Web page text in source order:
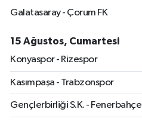
Galatasaray - Çorum FK
15 Ağustos, Cumartesi
Konyaspor - Rizespor
Kasımpaşa - Trabzonspor
Gençlerbirliği S.K. - Fenerbahçe